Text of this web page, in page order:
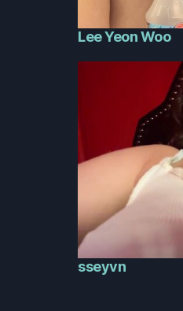
Lee Yeon Woo
sseyvn